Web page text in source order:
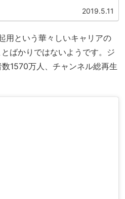
2019.5.11
用という華々しいキャリアの
ばかりではないようです。ジ
1570万人、チャンネル総再生